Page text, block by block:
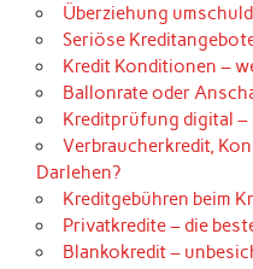
Überziehung
Seriöse
Kredit Konditionen –
Ballonrate oder
Kreditprüfung digital –
Verbraucherkredit,
Darlehen?
Kreditgebühren beim
Privatkredite – die
Blankokredit –